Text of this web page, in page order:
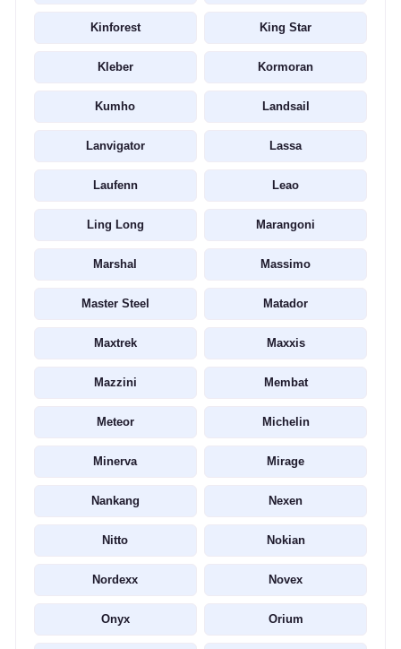
Kinforest King Star
Kleber Kormoran
Kumho Landsail
Lanvigator Lassa
Laufenn Leao
Ling Long Marangoni
Marshal Massimo
Master Steel Matador
Maxtrek Maxxis
Mazzini Membat
Meteor Michelin
Minerva Mirage
Nankang Nexen
Nitto Nokian
Nordexx Novex
Onyx Orium